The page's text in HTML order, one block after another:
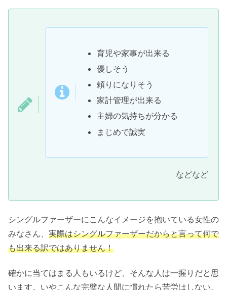
育児や家事が出来る
優しそう
頼りになりそう
家計管理が出来る
主婦の気持ちが分かる
まじめで誠実
などなど
シングルファーザーにこんなイメージを抱いている女性の
みなさん、 実際はシングルファーザーだからと言って何で
も出来る訳ではありません！
確かに当てはまる人もいるけど、そんな人は一握りだと思
います。いやこんな完璧な人間に慣れたら苦労はしない。